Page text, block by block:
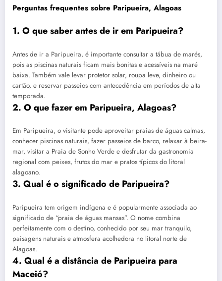
Perguntas frequentes sobre Paripueira, Alagoas
1. O que saber antes de ir em Paripueira?
Antes de ir a Paripueira, é importante consultar a tábua de marés,
pois as piscinas naturais ficam mais bonitas e acessíveis na maré
baixa. Também vale levar protetor solar, roupa leve, dinheiro ou
cartão, e reservar passeios com antecedência em períodos de alta
temporada.
2. O que fazer em Paripueira, Alagoas?
Em Paripueira, o visitante pode aproveitar praias de águas calmas,
conhecer piscinas naturais, fazer passeios de barco, relaxar à beira-
mar, visitar a Praia de Sonho Verde e desfrutar da gastronomia
regional com peixes, frutos do mar e pratos típicos do litoral
alagoano.
3. Qual é o significado de Paripueira?
Paripueira tem origem indígena e é popularmente associada ao
significado de “praia de águas mansas”. O nome combina
perfeitamente com o destino, conhecido por seu mar tranquilo,
paisagens naturais e atmosfera acolhedora no litoral norte de
Alagoas.
4. Qual é a distância de Paripueira para
Maceió?